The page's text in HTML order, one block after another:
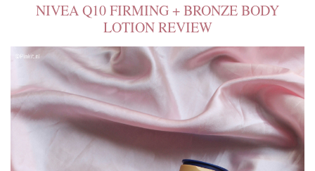
NIVEA Q10 FIRMING + BRONZE BODY
LOTION REVIEW